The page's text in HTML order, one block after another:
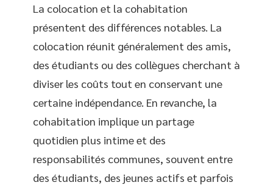
La colocation et la cohabitation
présentent des différences notables. La
colocation réunit généralement des amis,
des étudiants ou des collègues cherchant à
diviser les coûts tout en conservant une
certaine indépendance. En revanche, la
cohabitation implique un partage
quotidien plus intime et des
responsabilités communes, souvent entre
des étudiants, des jeunes actifs et parfois